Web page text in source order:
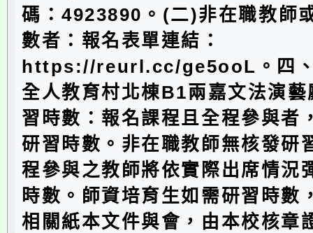
碼：4923890。(二)非在職教師
數者：報名表單連結：
https://reurl.cc/ge5ooL。四
全人教育村北棟B1兩嘉文法演藝
習時數：報名課程且全程參與者
研習時數。非在職教師無核發研
程參與之教師將依實際出席情況
時數。師資培育生如需研習時數
相關紙本文件與會，由本校核章